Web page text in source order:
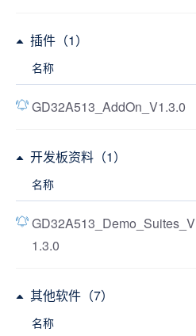
插件（1）
名称
GD32A513_AddOn_V1.3.0
开发板资料（1）
名称
GD32A513_Demo_Suites_V
1.3.0
其他软件（7）
名称